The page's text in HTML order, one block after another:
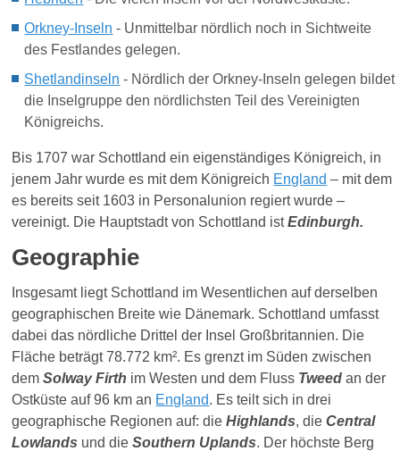
Orkney-Inseln - Unmittelbar nördlich noch in Sichtweite
des Festlandes gelegen.
Shetlandinseln - Nördlich der Orkney-Inseln gelegen bildet
die Inselgruppe den nördlichsten Teil des Vereinigten
Königreichs.
Bis 1707 war Schottland ein eigenständiges Königreich, in
jenem Jahr wurde es mit dem Königreich England – mit dem
es bereits seit 1603 in Personalunion regiert wurde –
vereinigt. Die Hauptstadt von Schottland istEdinburgh.
Geographie
Insgesamt liegt Schottland im Wesentlichen auf derselben
geographischen Breite wie Dänemark. Schottland umfasst
dabei das nördliche Drittel der Insel Großbritannien. Die
Fläche beträgt 78.772 km². Es grenzt im Süden zwischen
demSolway Firth im Westen und dem Fluss Tweed an der
Ostküste auf 96 km an England. Es teilt sich in drei
geographische Regionen auf: dieHighlands, dieCentral
Lowlands und dieSouthern Uplands. Der höchste Berg